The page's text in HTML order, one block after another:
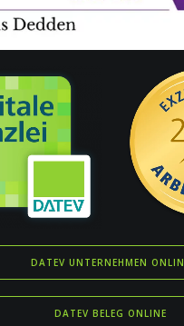
DATEV UNTERNEHMEN
DATEV BELEG ONLINE